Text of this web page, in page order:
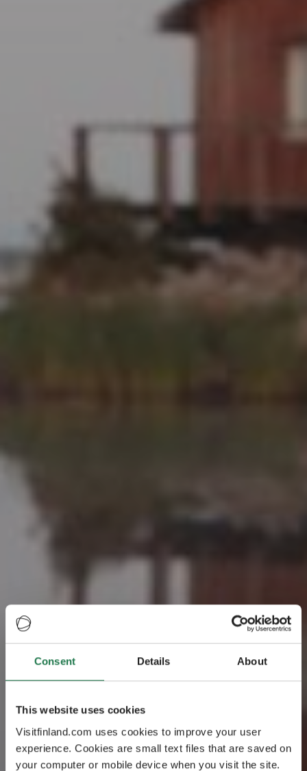
Consent Details About
This website uses cookies
Visitfinland.com uses cookies to improve your user
experience. Cookies are small text files that are saved on
your computer or mobile device when you visit the site.
Inspiration pour
votre prochain
voyage